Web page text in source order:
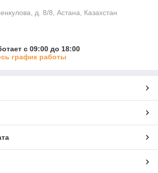
д. 8/8, Астана, Казахстан
с 09:00 до 18:00
график работы